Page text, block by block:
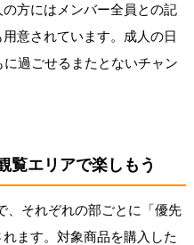
方にはメンバー全員との記
意されています。成人の日
過ごせるまたとないチャン
覧エリアで楽しもう
、それぞれの部ごとに「優先
ます。対象商品を購入した